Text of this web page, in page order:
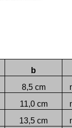
b
8,5 cm
11,0 cm
13,5 cm